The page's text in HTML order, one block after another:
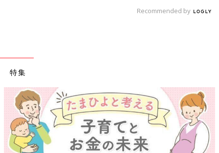
Recommended by
特集
【ワクチン接種できるものも】妊婦の感染症対策、知っておいて！